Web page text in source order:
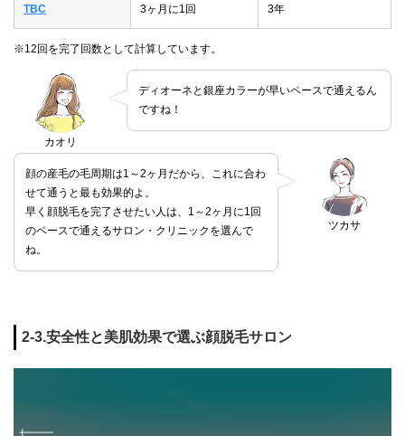
TBC 3ヶ月に1回 3年
※12回を完了回数として計算しています。
カオリ
ディオーネと銀座カラーが早いペースで通えるん
ですね！
ツカサ
顔の産毛の毛周期は1～2ヶ月だから、これに合わ
せて通うと最も効果的よ。
早く顔脱毛を完了させたい人は、1～2ヶ月に1回
のペースで通えるサロン・クリニックを選んで
ね。
2-3.安全性と美肌効果で選ぶ顔脱毛サロン